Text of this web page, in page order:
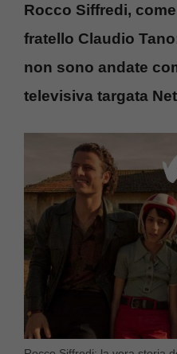
Rocco Siffredi,
fratello Claudio
non sono andate
televisiva targata